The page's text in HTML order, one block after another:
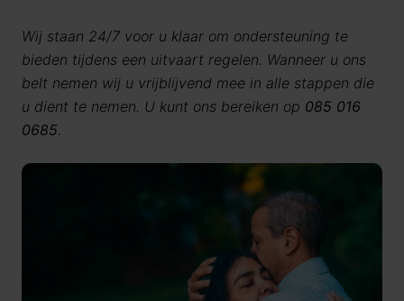
Wij staan 24/7 voor u klaar om ondersteuning te
bieden tijdens een uitvaart regelen. Wanneer u ons
belt nemen wij u vrijblijvend mee in alle stappen die
u dient te nemen. U kunt ons bereiken op 085 016
0685.